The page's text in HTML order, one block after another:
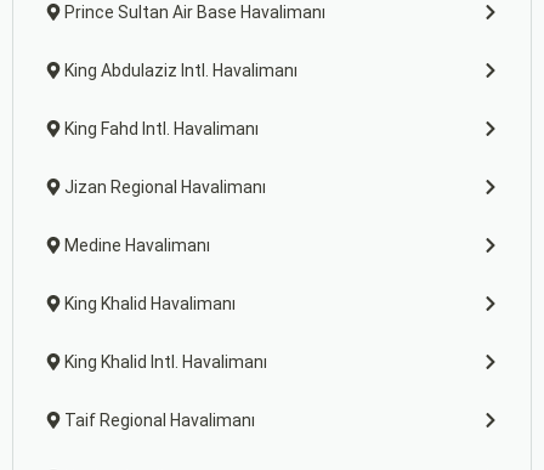
Prince Sultan Air Base Havalimanı
King Abdulaziz Intl. Havalimanı
King Fahd Intl. Havalimanı
Jizan Regional Havalimanı
Medine Havalimanı
King Khalid Havalimanı
King Khalid Intl. Havalimanı
Taif Regional Havalimanı